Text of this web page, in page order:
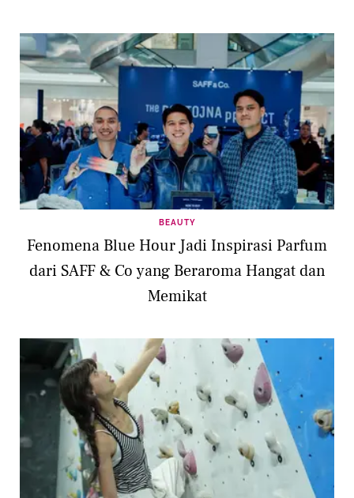
BEAUTY
Fenomena Blue Hour Jadi Inspirasi Parfum
dari SAFF & Co yang Beraroma Hangat dan
Memikat